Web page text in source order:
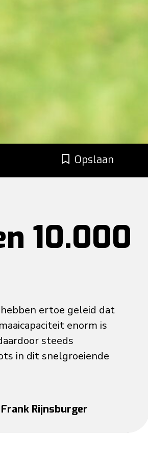
Opslaan
10.000
ertoe geleid dat
enorm is
steeds
in dit snelgroeiende
Rijnsburger